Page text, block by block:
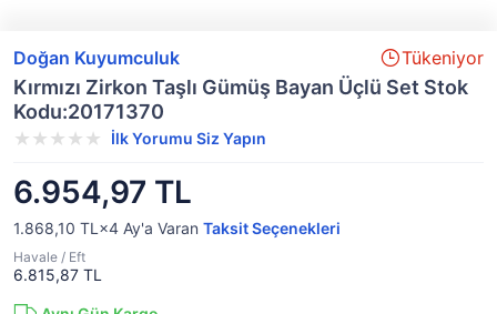
Doğan Kuyumculuk Tükeniyor
Kırmızı Zirkon Taşlı Gümüş Bayan Üçlü Set Stok
Kodu:20171370
İlk Yorumu Siz Yapın
6.954,97 TL
1.868,10 TL×4 Ay'a Varan Taksit Seçenekleri
Havale / Eft
6.815,87 TL